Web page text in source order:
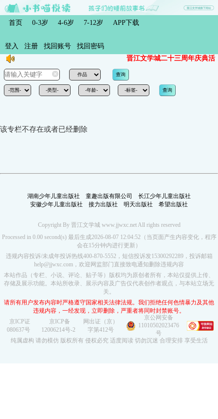
首页 0-3岁 4-6岁 7-12岁 APP下载
登入 注册 找回账号
找回密码
晋江文学城二十三周年庆典活
该专栏不存在或者已经删除
湖南少年儿童出版社 童趣出版有限公司
长江少年儿童出版社
安徽少年儿童出版社
接力出版社 明天出版社 希望出版社
Copyright By 晋江文学城 www.jjwxc.net All rights reserved
Processed in 0.00 second(s) 最后生成2026-08-07 12:04:52（当页面产生内容变化，程序
会在15分钟内进行更新）
违规内容投诉/未成年投诉热线400-870-5552，短信投诉发15300292289，投诉邮箱
help@jjwxc.com，欢迎网监部门直接致电通知删除违规内容
本站作品（专栏、小说、评论、贴子等）版权均为原创者所有，本站仅提供上传、
存储及展示功能。本站所收录、展示内容及广告仅代表创作者观点，与本站立场无
关。
请所有用户发布内容时严格遵守国家相关法律法规。我们拒绝任何色情暴力及其他
违规内容，一经发现，立即删除，严重者将同时封禁账号。
京ICP证
080637号
京ICP备
12006214号-2
网出证（京）
字第412号
京公网安备
11010502023476
号
纯属虚构 请勿模仿 版权所有 侵权必究 适度阅读 切勿沉迷 合理安排 享受生活